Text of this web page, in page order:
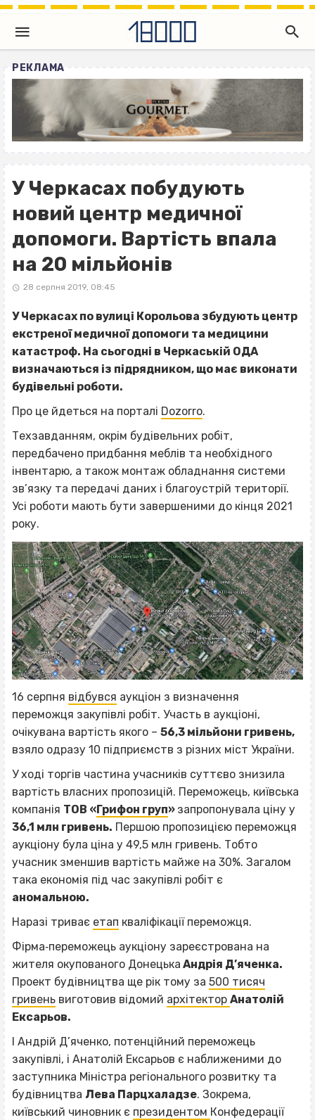
РЕКЛАМА
У Черкасах побудують
новий центр медичної
допомоги. Вартість впала
на 20 мільйонів
28 серпня 2019, 08:45
У Черкасах по вулиці Корольова збудують центр
екстреної медичної допомоги та медицини
катастроф. На сьогодні в Черкаській ОДА
визначаються із підрядником, що має виконати
будівельні роботи.
Про це йдеться на порталі Dozorro.
Техзавданням, окрім будівельних робіт,
передбачено придбання меблів та необхідного
інвентарю, а також монтаж обладнання системи
зв’язку та передачі даних і благоустрій території.
Усі роботи мають бути завершеними до кінця 2021
року.
16 серпня відбувся аукціон з визначення
переможця закупівлі робіт. Участь в аукціоні,
очікувана вартість якого – 56,3 мільйони гривень,
взяло одразу 10 підприємств з різних міст України.
У ході торгів частина учасників суттєво знизила
вартість власних пропозицій. Переможець, київська
компанія ТОВ «Грифон груп» запропонувала ціну у
36,1 млн гривень. Першою пропозицією переможця
аукціону була ціна у 49,5 млн гривень. Тобто
учасник зменшив вартість майже на 30%. Загалом
така економія під час закупівлі робіт є
аномальною.
Наразі триває етап кваліфікації переможця.
Фірма‐переможець аукціону зареєстрована на
жителя окупованого Донецька Андрія Д’яченка.
П роект будівництва ще рік тому за 500 тисяч
гривень виготовив відомий архітектор Анатолій
Ексарьов.
І Андрій Д’яченко, потенційний переможець
закупівлі, і Анатолій Ексарьов є наближеними до
заступника Міністра регіонального розвитку та
будівництва Лева Парцхаладзе. Зокрема,
київський чиновник є президентом Конфедерації